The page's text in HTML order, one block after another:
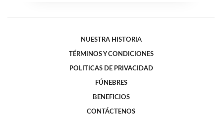
NUESTRA HISTORIA
TÉRMINOS Y CONDICIONES
POLITICAS DE PRIVACIDAD
FÚNEBRES
BENEFICIOS
CONTÁCTENOS